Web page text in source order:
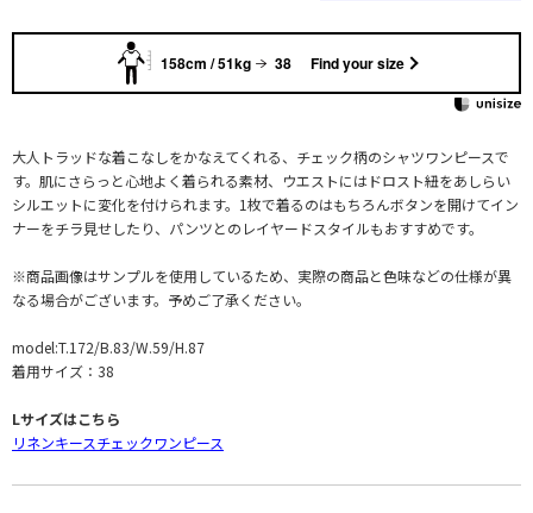
158cm / 51kg 38 Find your size
大人トラッドな着こなしをかなえてくれる、チェック柄のシャツワンピースで
す。肌にさらっと心地よく着られる素材、ウエストにはドロスト紐をあしらい
シルエットに変化を付けられます。1枚で着るのはもちろんボタンを開けてイン
ナーをチラ見せしたり、パンツとのレイヤードスタイルもおすすめです。
※商品画像はサンプルを使用しているため、実際の商品と色味などの仕様が異
なる場合がございます。予めご了承ください。
model:T.172/B.83/W.59/H.87
着用サイズ：38
Lサイズはこちら
リネンキースチェックワンピース